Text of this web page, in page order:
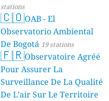
stations
🇨🇴OAB - El
Observatorio Ambiental
De Bogotá 19 stations
🇫🇷Observatoire Agréé
Pour Assurer La
Surveillance De La Qualité
De L’air Sur Le Territoire